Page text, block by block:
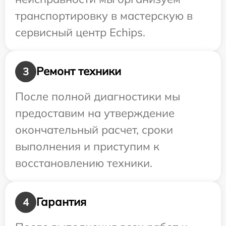
транспортировку в мастерскую в
сервисный центр Echips.
3
Ремонт техники
После полной диагностики мы
предоставим на утверждение
окончательный расчет, сроки
выполнения и приступим к
восстановлению техники.
4
Гарантия